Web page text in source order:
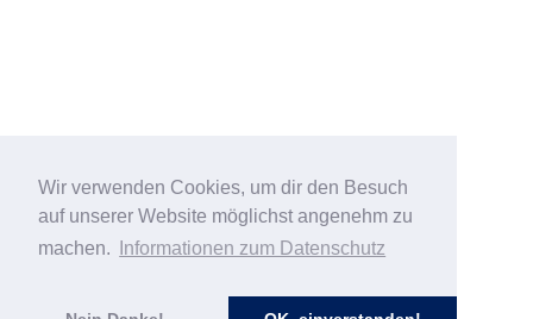
Wir verwenden Cookies, um dir den Besuch
auf unserer Website möglichst angenehm zu
machen.
Informationen zum Datenschutz